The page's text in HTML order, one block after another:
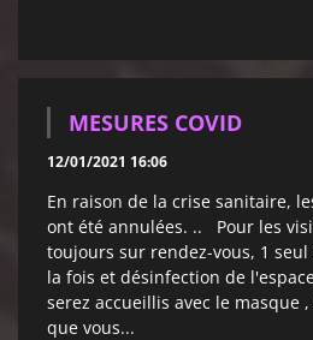
MESURES COVID
12/01/2021 16:06
En raison de la crise sanitaire,
ont été annulées. .. Pour les
toujours sur rendez-vous, 1
la fois et désinfection de
serez accueillis avec le masque
que vous...